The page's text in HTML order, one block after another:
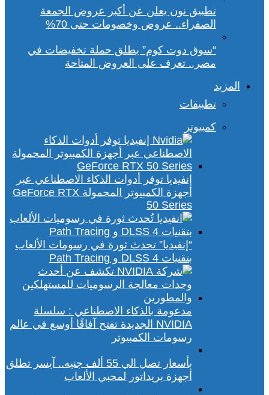
تطبيق نون يعلن عن أكبر عروض الجمعة
الصفراء.. عروض وخصومات حتى 70%
“سوق دوت كوم” يطلق حملة تخفيضات في
مصر.. تعرف على العروض المتاحة
المزيد
تطبيقات
كمبيوتر
إنفيديا توفر أدوات الذكاء الاصطناعي عبر
أجهزة الكمبيوتر المحمولة GeForce RTX
50 Series
“إنفيديا” تحدث ثورة في رسومات الألعاب
بتقنيات DLSS 4 و Path Tracing
مدعومة بالذكاء الاصطناعي : سلسلة
NVIDIA الجديدة تفتح آفاقًا أوسع في عالم
رسومات الكمبيوتر
بأسعار تصل الي 55 ألف جنيه.. آيسر تطلق
أجهزة بريداتور لمحبي الألعاب